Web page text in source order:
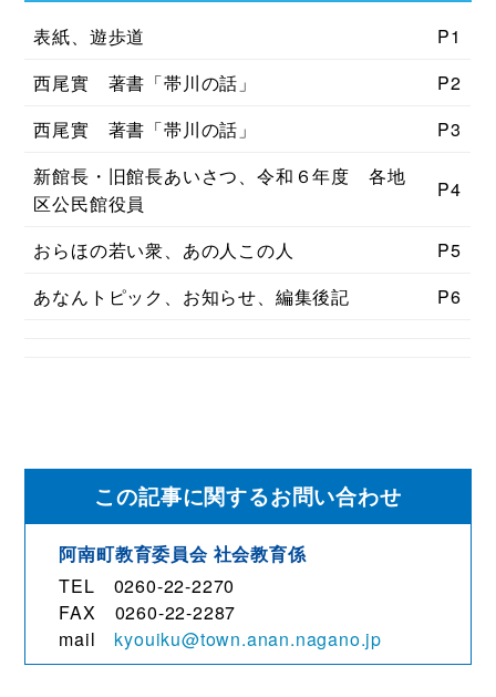
表紙、遊歩道
P1
西尾實 著書「帯川の話」
P2
西尾實 著書「帯川の話」
P3
新館長・旧館長あいさつ、令和６年度 各地
区公民館役員
P4
おらほの若い衆、あの人この人
P5
あなんトピック、お知らせ、編集後記
P6
この記事に関するお問い合わせ
阿南町教育委員会 社会教育係
TEL 0260-22-2270
FAX 0260-22-2287
mail kyouiku@town.anan.nagano.jp